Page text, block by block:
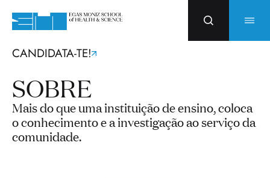
CANDIDATA-TE!
SOBRE
Mais do que uma instituição de ensino, coloca
o conhecimento e a investigação ao serviço da
comunidade.